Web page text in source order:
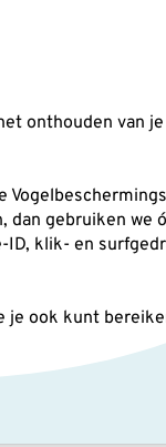
onthouden van
gebruiken we
klik- en
ook kunt
Andere